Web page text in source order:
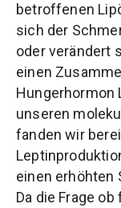
betroffenen
sich der
oder verändert
einen
Hungerhormon
unseren
fanden wir
einen erhöhten
Da die Frage